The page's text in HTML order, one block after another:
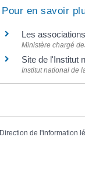
Pour en savoir
Les
Ministère chargé
Site de l'Institut
Institut national de
Direction de l'information